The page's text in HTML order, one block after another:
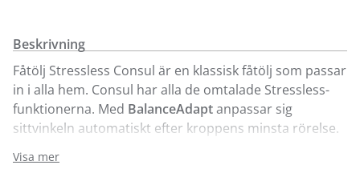
Beskrivning
Fåtölj Stressless Consul är en klassisk fåtölj som passar
in i alla hem. Consul har alla de omtalade Stressless-
funktionerna. Med BalanceAdaptanpassar sig
sittvinkeln automatiskt efter kroppens minsta rörelse.
Visa mer